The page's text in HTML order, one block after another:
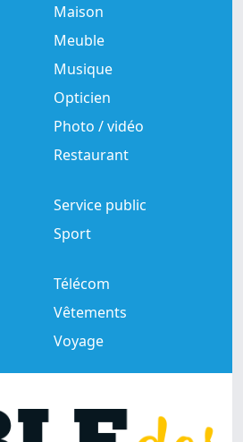
Maison
Meuble
Musique
Opticien
Photo / vidéo
Restaurant
Service public
Sport
Télécom
Vêtements
Voyage